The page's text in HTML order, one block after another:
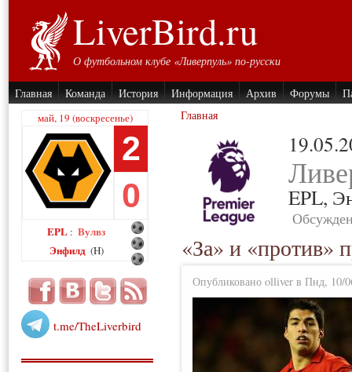
LiverBird.ru
О футбольном клубе «Ливерпуль» по-русски
Главная Команда История Информация Архив Форумы
май, 19 (воскресенье)
2
0
EPL : Вулвз
Энфилд (H)
t.me/TheLiverbird
Главная
EPL,
«За» и «против»
Опубликовано olliver в Пнд, 10/